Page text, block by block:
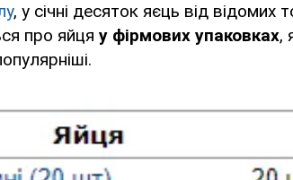
, у січні десяток яєць від відомих
про яйця у фірмових упаковках,